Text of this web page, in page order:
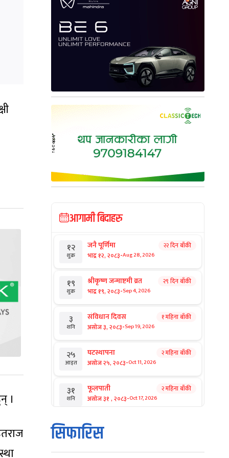
।
आगामी बिदाहरु
१२
शुक्र
जनै पूर्णिमा
भाद्र १२, २०८३-Aug 28, 2026
२२ दिन बाँकी
१९
शुक्र
श्रीकृष्ण जन्माष्टमी व्रत
भाद्र १९, २०८३-Sep 4, 2026
२९ दिन बाँकी
३
शनि
संविधान दिवस
असोज ३, २०८३-Sep 19, 2026
१ महिना बाँकी
२५
आइत
घटस्थापना
असोज २५, २०८३-Oct 11, 2026
२ महिना बाँकी
३१
शनि
फूलपाती
असोज ३१ , २०८३-Oct 17, 2026
२ महिना बाँकी
१
आइत
कार्तिक सङ्क्रान्ति
कार्तिक १, २०८३
सिफारिस